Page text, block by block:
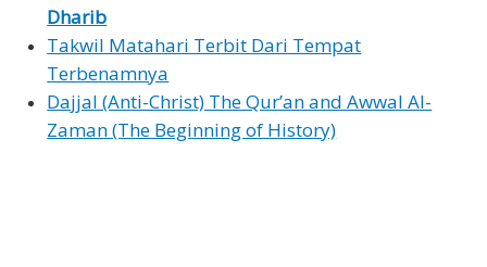
Dharib
Takwil Matahari Terbit Dari Tempat
Terbenamnya
Dajjal (Anti-Christ) The Qur’an and Awwal Al-
Zaman (The Beginning of History)